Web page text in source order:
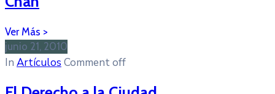
junio 21, 2010
In Artículos Comment off